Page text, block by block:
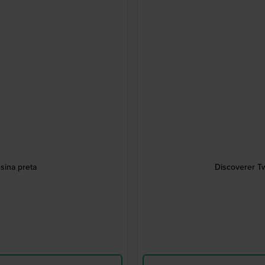
preta Discoverer